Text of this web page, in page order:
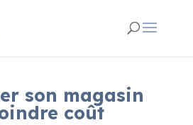
son magasin
coût